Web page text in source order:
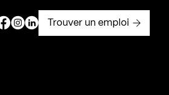
la barre de recherche
Facebook de Kollectif
Page Instagram de Kollectif
Page Linkedin de Kollectif
Trouver un emploi